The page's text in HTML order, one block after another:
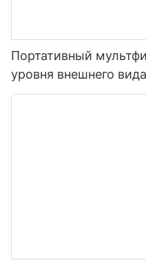
Портативный
уровня внешнего
нержавеющей стали